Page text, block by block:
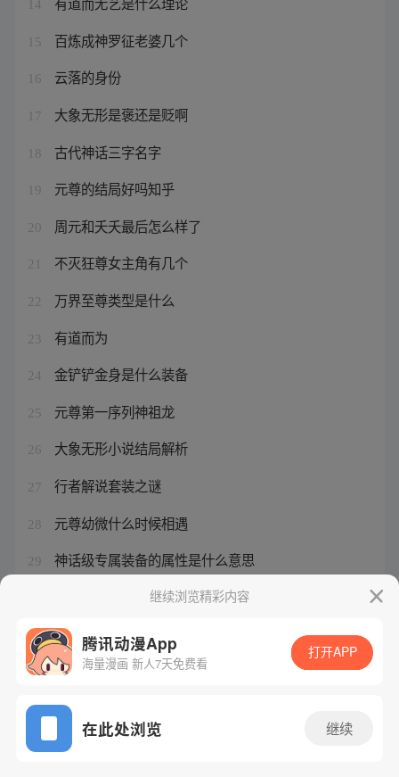
14
15 百炼成神罗征老婆几个
16 云落的身份
17 大象无形是褒还是贬啊
18 古代神话三字名字
19 元尊的结局好吗知乎
20 周元和夭夭最后怎么样了
21 不灭狂尊女主角有几个
22 万界至尊类型是什么
23 有道而为
24 金铲铲金身是什么装备
25 元尊第一序列神祖龙
26 大象无形小说结局解析
27 行者解说套装之谜
28 元尊幼微什么时候相遇
29 神话级专属装备的属性是什么意思
继续浏览精彩内容
腾讯动漫App
海量漫画 新人7天免费看
打开APP
在此处浏览 继续
网站备案/许可证号：粤B2-20090059-5
Copyright©1998 - 2026 Tencent. All Rights Reserved